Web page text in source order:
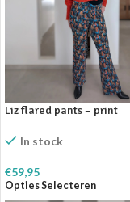
Liz flared pants – print
In stock
€59,95
Opties Selecteren